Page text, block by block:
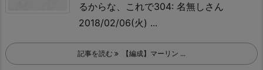
るからな、これで304: 名無しさん
2018/02/06(火) ...
記事を読む 【編成】マーリン ...